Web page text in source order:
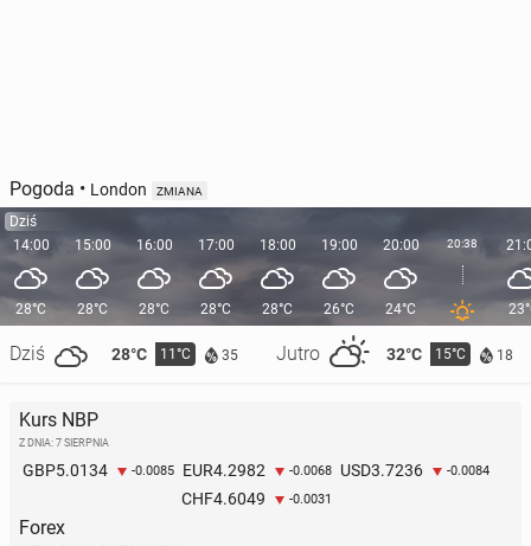
Pogoda • London ZMIANA
Dziś
14:00
28°C
Dziś 28°C 11°C 35 Jutro 32°C 15°C 18
15:00
28°C
16:00
28°C
17:00
28°C
18:00
28°C
19:00
26°C
20:00
24°C
20:38
Kurs NBP
Z DNIA: 7 SIERPNIA
GBP5.0134 -0.0085 EUR4.2982 -0.0068 USD3.7236 -0.0084
CHF4.6049 -0.0031
Forex